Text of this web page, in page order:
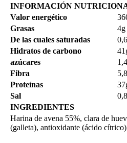
INFORMACIÓN
Valor energético
Grasas
4g
De las cuales saturadas
Hidratos de carbono
azúcares
Fibra
Proteínas
Sal
INGREDIENTES
Harina de avena 55%, clara de
(galleta), antioxidante (ácido